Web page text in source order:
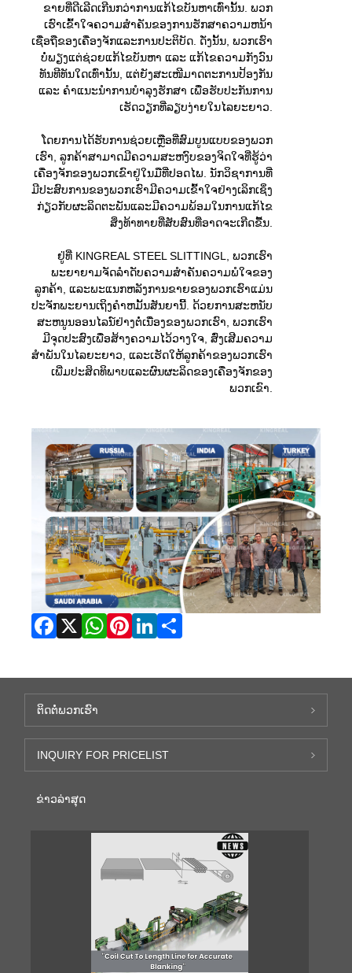
ຂາຍທີ່ດີເລີດເກີນກວ່າການແກ້ໄຂບັນຫາເທົ່ານັ້ນ. ພວກ
ເຮົາເຂົ້າໃຈຄວາມສໍາຄັນຂອງການຮັກສາຄວາມຫນ້າ
ເຊື່ອຖືຂອງເຄື່ອງຈັກແລະການປະຕິບັດ. ດັ່ງນັ້ນ, ພວກເຮົາ
ບໍ່ພຽງແຕ່ຊ່ວຍແກ້ໄຂບັນຫາ ແລະ ແກ້ໄຂຄວາມກັງວົນ
ທັນທີທັນໃດເທົ່ານັ້ນ, ແຕ່ຍັງສະເໜີມາດຕະການປ້ອງກັນ
ແລະ ຄຳແນະນຳການບຳລຸງຮັກສາ ເພື່ອຮັບປະກັນການ
ເຮັດວຽກທີ່ລຽບງ່າຍໃນໄລຍະຍາວ.
ໂດຍການໄດ້ຮັບການຊ່ວຍເຫຼືອທີ່ສົມບູນແບບຂອງພວກ
ເຮົາ, ລູກຄ້າສາມາດມີຄວາມສະຫງົບຂອງຈິດໃຈທີ່ຮູ້ວ່າ
ເຄື່ອງຈັກຂອງພວກເຂົາຢູ່ໃນມືທີ່ປອດໄພ. ນັກວິຊາການທີ່
ມີປະສົບການຂອງພວກເຮົາມີຄວາມເຂົ້າໃຈຢ່າງເລິກເຊິ່ງ
ກ່ຽວກັບຜະລິດຕະພັນແລະມີຄວາມພ້ອມໃນການແກ້ໄຂ
ສິ່ງທ້າທາຍທີ່ສັບສົນທີ່ອາດຈະເກີດຂື້ນ.
ຢູ່ທີ່ KINGREAL STEEL SLITTINGL, ພວກເຮົາ
ພະຍາຍາມຈັດລໍາດັບຄວາມສໍາຄັນຄວາມພໍໃຈຂອງ
ລູກຄ້າ, ແລະພະແນກຫລັງການຂາຍຂອງພວກເຮົາແມ່ນ
ປະຈັກພະຍານເຖິງຄໍາຫມັ້ນສັນຍານີ້. ດ້ວຍການສະຫນັບ
ສະຫນູນອອນໄລນ໌ຢ່າງຕໍ່ເນື່ອງຂອງພວກເຮົາ, ພວກເຮົາ
ມີຈຸດປະສົງເພື່ອສ້າງຄວາມໄວ້ວາງໃຈ, ສົ່ງເສີມຄວາມ
ສໍາພັນໃນໄລຍະຍາວ, ແລະເຮັດໃຫ້ລູກຄ້າຂອງພວກເຮົາ
ເພີ່ມປະສິດທິພາບແລະຜົນຜະລິດຂອງເຄື່ອງຈັກຂອງ
ພວກເຂົາ.
ຕິດ​ຕໍ່​ພວກ​ເຮົາ
INQUIRY FOR PRICELIST
ຂ່າວ​ລ່າ​ສຸດ